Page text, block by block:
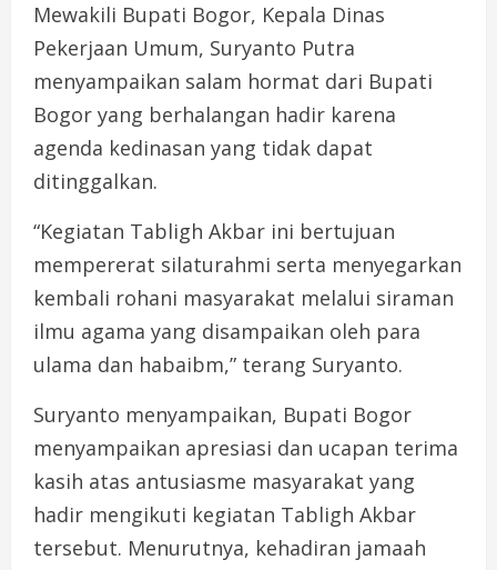
Mewakili Bupati Bogor, Kepala Dinas
Pekerjaan Umum, Suryanto Putra
menyampaikan salam hormat dari Bupati
Bogor yang berhalangan hadir karena
agenda kedinasan yang tidak dapat
ditinggalkan.
“Kegiatan Tabligh Akbar ini bertujuan
mempererat silaturahmi serta menyegarkan
kembali rohani masyarakat melalui siraman
ilmu agama yang disampaikan oleh para
ulama dan habaibm,” terang Suryanto.
Suryanto menyampaikan, Bupati Bogor
menyampaikan apresiasi dan ucapan terima
kasih atas antusiasme masyarakat yang
hadir mengikuti kegiatan Tabligh Akbar
tersebut. Menurutnya, kehadiran jamaah